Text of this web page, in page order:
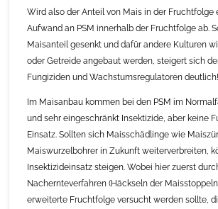
Wird also der Anteil von Mais in der Fruchtfolge
Aufwand an PSM innerhalb der Fruchtfolge ab.
Maisanteil gesenkt und dafür andere Kulturen
oder Getreide angebaut werden, steigert sich
Fungiziden und Wachstumsregulatoren deutlich!
Im Maisanbau kommen bei den PSM im
und sehr eingeschränkt Insektizide, aber keine
Einsatz. Sollten sich Maisschädlinge wie
Maiswurzelbohrer in Zukunft weiterverbreiten,
Insektizideinsatz steigen. Wobei hier zuerst
Nachernteverfahren (Häckseln der
erweiterte Fruchtfolge versucht werden sollte,